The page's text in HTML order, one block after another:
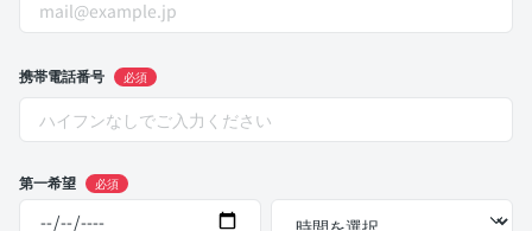
携帯電話番号 必須
第一希望 必須